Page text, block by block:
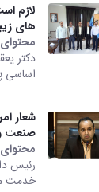
لازم
های
دکتر
اساسی
شعار
صنعت
رئیس
خدمت